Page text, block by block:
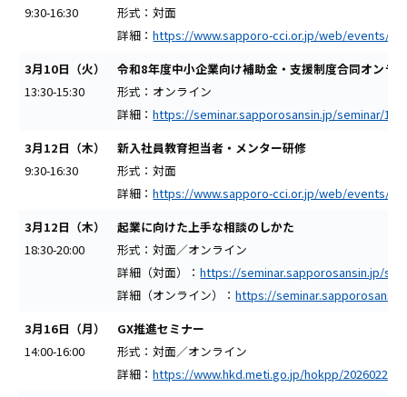
9:30-16:30
形式：対面
詳細：https://www.sapporo-cci.or.jp/web/events/
3月10日（火）
13:30-15:30
令和8年度中小企業向け補助金・支援制度合同オンラ
形式：オンライン
詳細：https://seminar.sapporosansin.jp/seminar/
3月12日（木）
9:30-16:30
新入社員教育担当者・メンター研修
形式：対面
詳細：https://www.sapporo-cci.or.jp/web/events/
3月12日（木）
18:30-20:00
起業に向けた上手な相談のしかた
形式：対面／オンライン
詳細（対面）：https://seminar.sapporosansin.jp/
詳細（オンライン）：https://
3月16日（月）
14:00-16:00
GX推進セミナー
形式：対面／オンライン
詳細：https://www.hkd.meti.go.jp/hokpp/20260224/